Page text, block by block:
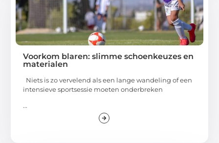
Voorkom blaren: slimme schoenkeuzes en
materialen
Niets is zo vervelend als een lange wandeling of een
intensieve sportsessie moeten onderbreken
...